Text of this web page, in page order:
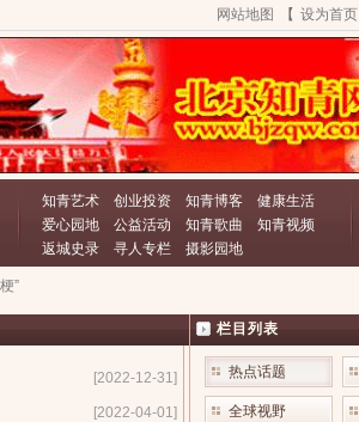
网站地图 【 设为首页
知青艺术 创业投资 知青博客
健康生活
爱心园地
公益活动 知青歌曲
知青视频
返城史录
寻人专栏 摄影园地
”
[2022-12-31]
[2022-04-01]
栏目列表
热点话题
全球视野